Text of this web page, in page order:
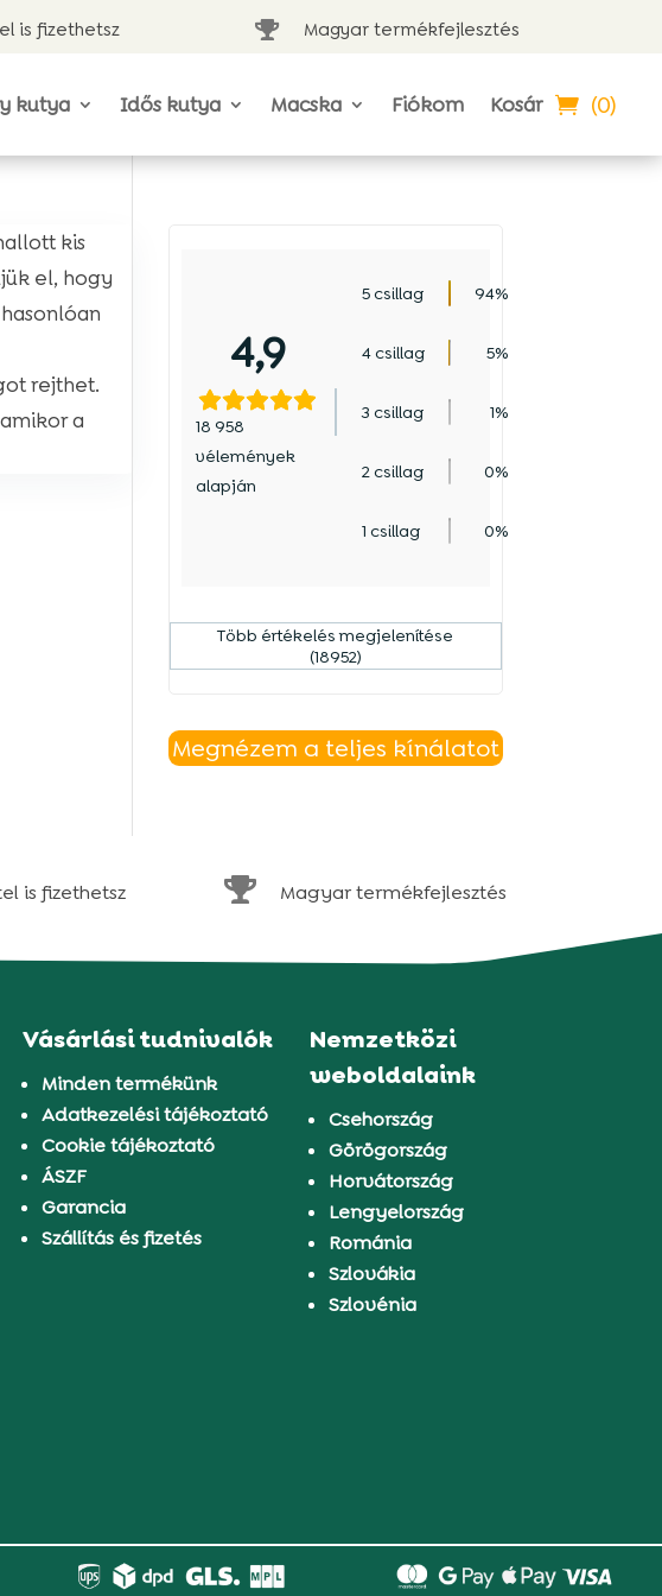
is fizethetsz  Magyar termékfejlesztés
kutya Idős kutya Macska Fiókom Kosár (0)
kis
el, hogy
rejthet.
a
4,9
18 958
vélemények
alapján
5 csillag 94%
4 csillag 5%
3 csillag 1%
2 csillag 0%
1 csillag 0%
Több értékelés megjelenítése
(18952)
Megnézem a teljes kínálatot
is fizethetsz  Magyar termékfejlesztés
Vásárlási tudnivalók
Minden termékünk
Adatkezelési tájékoztató
Cookie tájékoztató
ÁSZF
Garancia
Szállítás és fizetés
Nemzetközi
weboldalaink
Csehország
Görögország
Horvátország
Lengyelország
Románia
Szlovákia
Szlovénia